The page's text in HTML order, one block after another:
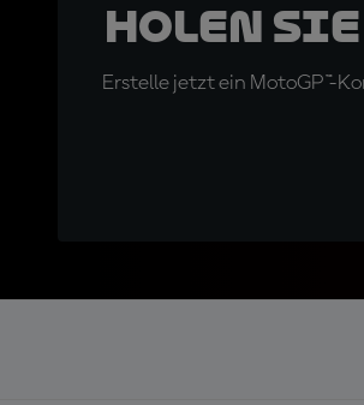
Holen
Erstelle jetzt ein MotoGP™-